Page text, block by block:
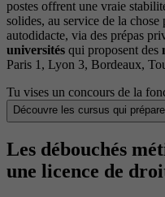
postes offrent une vraie
solides, au service de la
autodidacte, via des prépas
universités qui proposent des
Paris 1, Lyon 3, Bordeaux,
Tu vises un concours de la
Découvre les cursus qui
Les débouchés
une licence de